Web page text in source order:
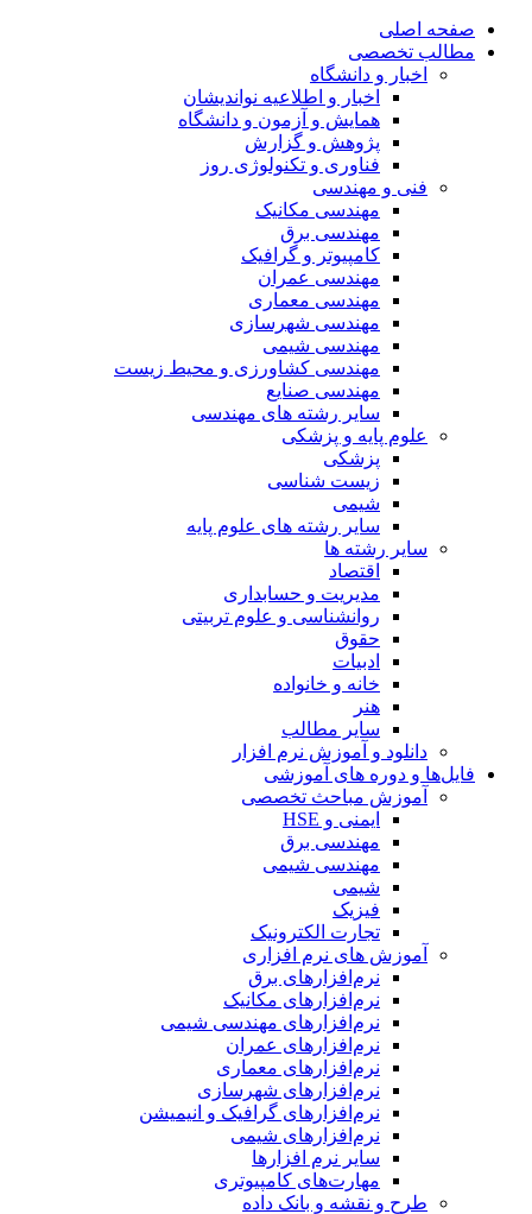
صفحه اصلی
مطالب تخصصی
اخبار و دانشگاه
اخبار و اطلاعیه نواندیشان
همایش و آزمون و دانشگاه
پژوهش و گزارش
فناوری و تکنولوژی روز
فنی و مهندسی
مهندسی مکانیک
مهندسی برق
کامپیوتر و گرافیک
مهندسی عمران
مهندسی معماری
مهندسی شهرسازی
مهندسی شیمی
مهندسی کشاورزی و محیط زیست
مهندسی صنایع
سایر رشته های مهندسی
علوم پایه و پزشکی
پزشکی
زیست شناسی
شیمی
سایر رشته های علوم پایه
سایر رشته ها
اقتصاد
مدیریت و حسابداری
روانشناسی و علوم تربیتی
حقوق
ادبیات
خانه و خانواده
هنر
سایر مطالب
دانلود و آموزش نرم افزار
فایل‌ها و دوره های آموزشی
آموزش مباحث تخصصی
ایمنی و HSE
مهندسی برق
مهندسی شیمی
شیمی
فیزیک
تجارت الکترونیک
آموزش های نرم افزاری
نرم‌افزارهای برق
نرم‌افزارهای مکانیک
نرم‌افزارهای مهندسی شیمی
نرم‌افزارهای عمران
نرم‌افزارهای معماری
نرم‌افزارهای شهرسازی
نرم‌افزارهای گرافیک و انیمیشن
نرم‌افزارهای شیمی
سایر نرم افزارها
مهارت‌های کامپیوتری
طرح و نقشه و بانک داده